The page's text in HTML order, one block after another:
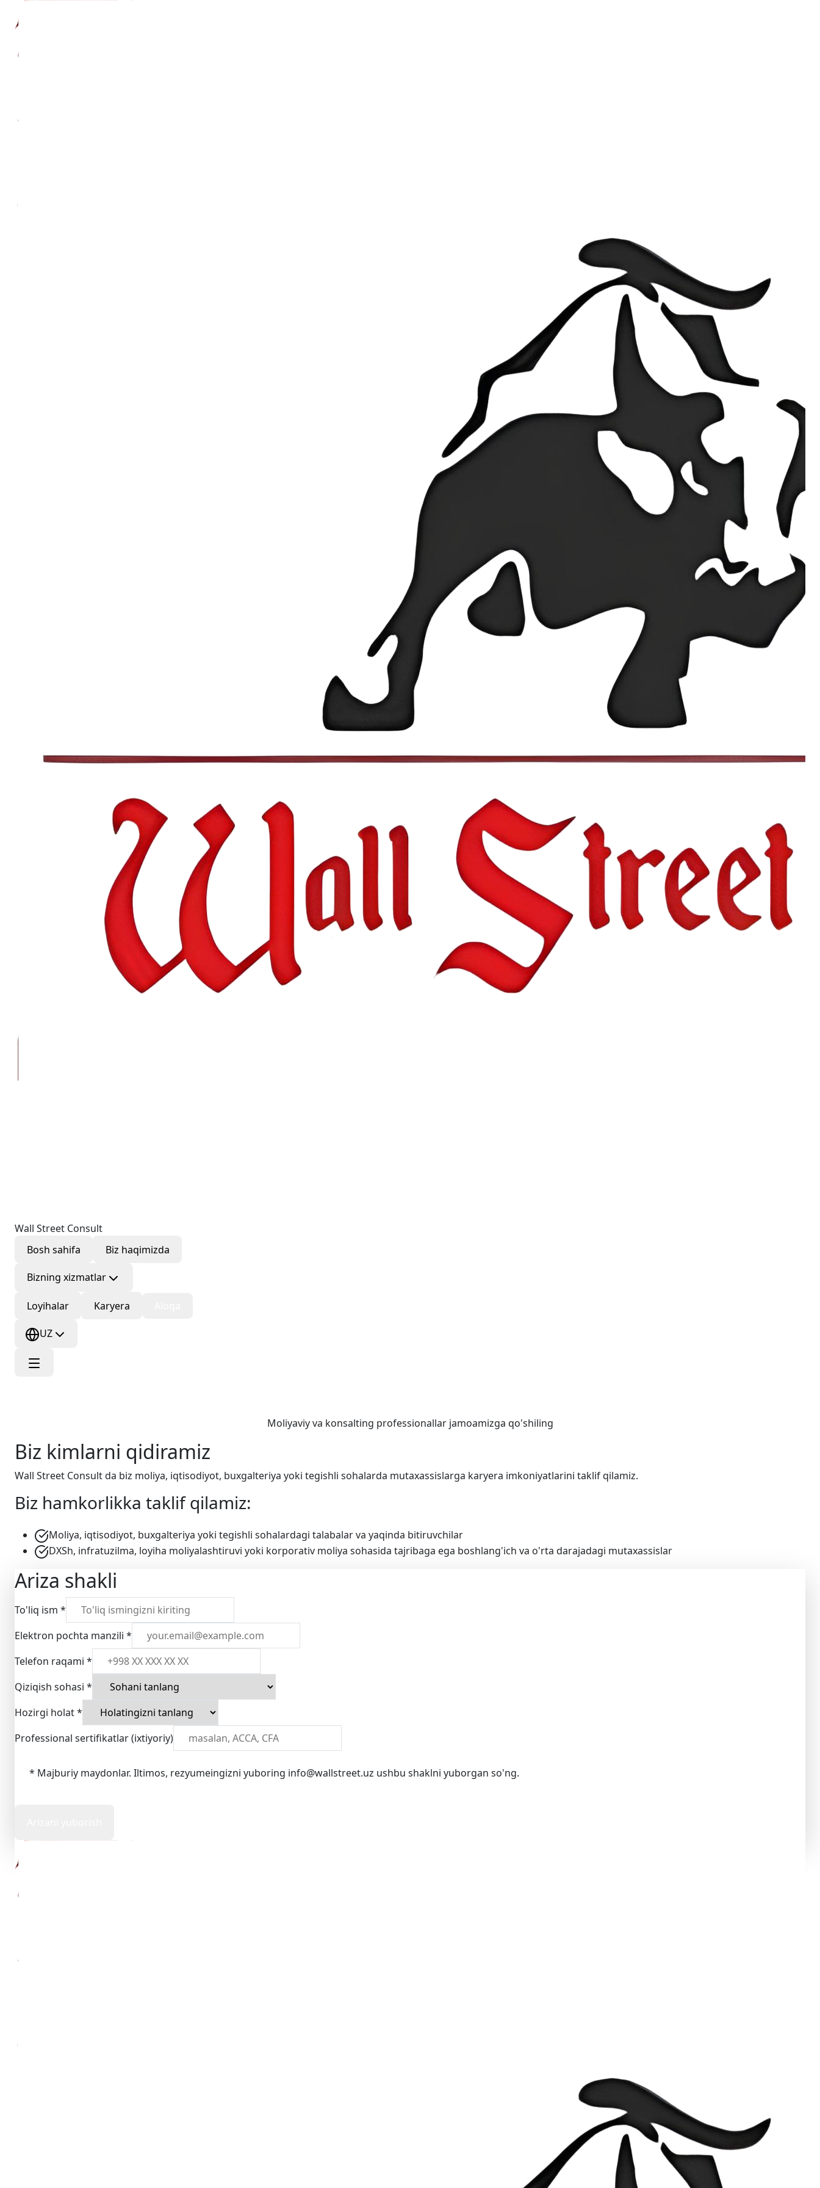
Wall Street Consult
Bosh sahifa
Biz haqimizda
Bizning xizmatlar
Loyihalar Karyera
UZ
Moliyaviy va konsalting professionallar jamoamizga qo'shiling
Biz kimlarni qidiramiz
Wall Street Consult da biz moliya, iqtisodiyot, buxgalteriya yoki tegishli sohalarda mutaxassislarga karyera imkoniyatlarini taklif qilamiz.
Biz hamkorlikka taklif qilamiz:
Moliya, iqtisodiyot, buxgalteriya yoki tegishli sohalardagi talabalar va yaqinda bitiruvchilar
DXSh, infratuzilma, loyiha moliyalashtiruvi yoki korporativ moliya sohasida tajribaga ega boshlang'ich va o'rta darajadagi mutaxassislar
Ariza shakli
To'liq ism *
Elektron pochta manzili *
Telefon raqami *
Qiziqish sohasi *
Hozirgi holat*
Professional sertifikatlar (ixtiyoriy)
* Majburiy maydonlar. Iltimos, rezyumeingizni yuboring info@wallstreet.uz ushbu shaklni yuborgan so'ng.